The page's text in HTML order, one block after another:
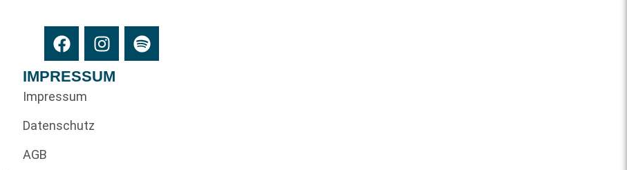
IMPRESSUM
Impressum
Datenschutz
AGB